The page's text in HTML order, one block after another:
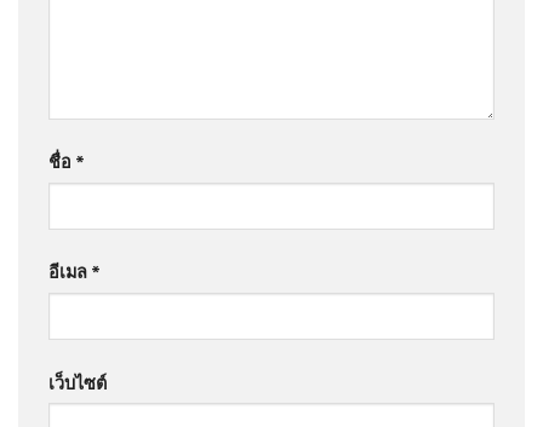
ชื่อ *
อีเมล *
เว็บไซต์